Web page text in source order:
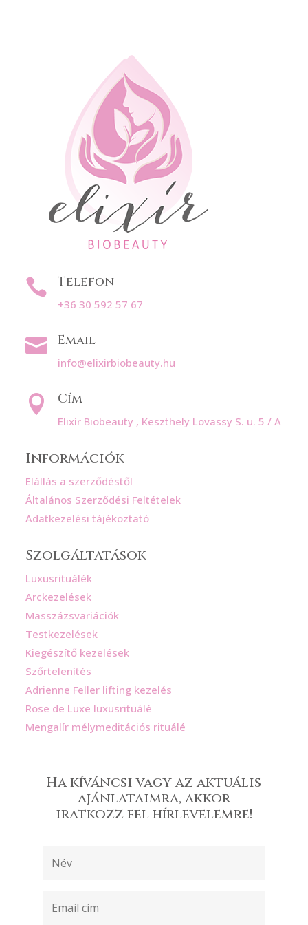
 Telefon
+36 30 592 57 67
 Email
info@elixirbiobeauty.hu
 Cím
Elixír Biobeauty , Keszthely Lovassy S. u. 5 / A
Információk
Elállás a szerződéstől
Általános Szerződési Feltételek
Adatkezelési tájékoztató
Szolgáltatások
Luxusrituálék
Arckezelések
Masszázsvariációk
Testkezelések
Kiegészítő kezelések
Szőrtelenítés
Adrienne Feller lifting kezelés
Rose de Luxe luxusrituálé
Mengalír mélymeditációs rituálé
Ha kíváncsi vagy az aktuális
ajánlataimra, akkor
iratkozz fel hírlevelemre!